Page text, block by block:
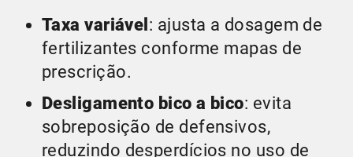
Taxa variável : ajusta a dosagem de
fertilizantes conforme mapas de
prescrição.
Desligamento bico a bico: evita
sobreposição de defensivos,
reduzindo desperdícios no uso de